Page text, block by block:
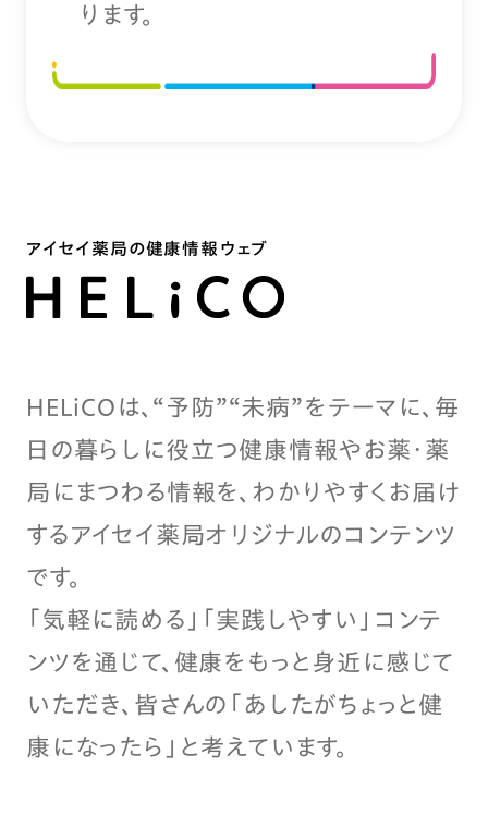
ります。
アイセイ薬局の健康情報ウェブ
HELiCOは、“予防”“未病”をテーマに、毎
日の暮らしに役立つ健康情報やお薬・薬
局にまつわる情報を、わかりやすくお届け
するアイセイ薬局オリジナルのコンテンツ
です。
「気軽に読める」「実践しやすい」コンテ
ンツを通じて、健康をもっと身近に感じて
いただき、皆さんの「あしたがちょっと健
康になったら」と考えています。